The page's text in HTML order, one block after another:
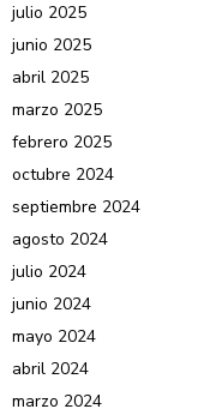
julio 2025
junio 2025
abril 2025
marzo 2025
febrero 2025
octubre 2024
septiembre 2024
agosto 2024
julio 2024
junio 2024
mayo 2024
abril 2024
marzo 2024